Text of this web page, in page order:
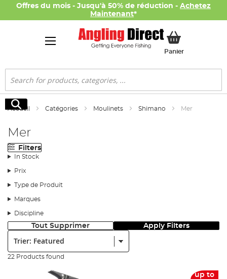
Offres du mois - Jusqu'à 50% de réduction - Achetez
Maintenant*
PanierMon panier
Rechercher
Rechercher
Accueil Catégories Moulinets Shimano Mer
Mer
Filters
In Stock
Prix
Type de Produit
Marques
Discipline
Tout Supprimer Apply Filters
22 Products found
up to